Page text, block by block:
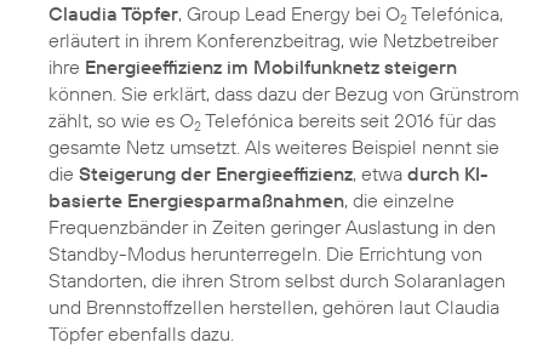
Claudia Töpfer, Group Lead Energy bei O2 Telefónica,
erläutert in ihrem Konferenzbeitrag, wie Netzbetreiber
ihre Energieeffizienz im Mobilfunknetz steigern
können. Sie erklärt, dass dazu der Bezug von Grünstrom
zählt, so wie es O2 Telefónica bereits seit 2016 für das
gesamte Netz umsetzt. Als weiteres Beispiel nennt sie
die Steigerung der Energieeffizienz, etwa durch KI-
basierte Energiesparmaßnahmen, die einzelne
Frequenzbänder in Zeiten geringer Auslastung in den
Standby-Modus herunterregeln. Die Errichtung von
Standorten, die ihren Strom selbst durch Solaranlagen
und Brennstoffzellen herstellen, gehören laut Claudia
Töpfer ebenfalls dazu.